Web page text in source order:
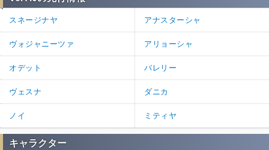
スネージナヤ アナスターシャ
ヴォジャニーツァ アリョーシャ
オデット バレリー
ヴェスナ ダニカ
ノイ ミティヤ
キャラクター